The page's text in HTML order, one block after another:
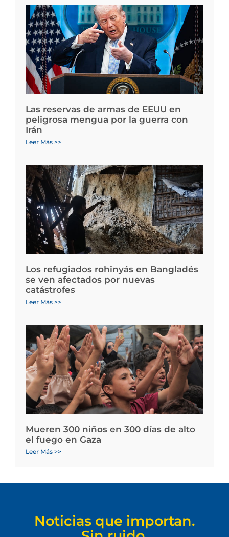
Las reservas de armas de EEUU en
peligrosa mengua por la guerra con
Irán
Leer Más >>
Los refugiados rohinyás en Bangladés
se ven afectados por nuevas
catástrofes
Leer Más >>
Mueren 300 niños en 300 días de alto
el fuego en Gaza
Leer Más >>
Noticias que importan.